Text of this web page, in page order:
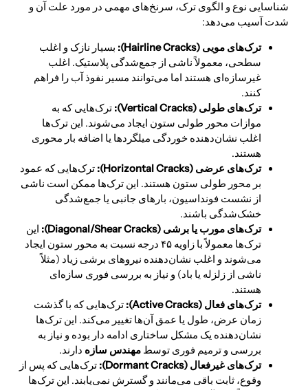
شناسایی نوع و الگوی ترک، سرنخ‌های مهمی در مورد علت آن و
شدت آسیب می‌دهد:
ترک‌های مویی (Hairline Cracks):
بسیار نازک و اغلب
سطحی، معمولاً ناشی از جمع‌شدگی پلاستیک. اغلب
غیرسازه‌ای هستند اما می‌توانند مسیر نفوذ آب را فراهم
کنند.
ترک‌های طولی (Vertical Cracks):
ترک‌هایی که به
موازات محور طولی ستون ایجاد می‌شوند. این ترک‌ها
اغلب نشان‌دهنده خوردگی میلگردها یا اضافه بار محوری
هستند.
ترک‌های عرضی (Horizontal Cracks):
ترک‌هایی که عمود
بر محور طولی ستون هستند. این ترک‌ها ممکن است ناشی
از نشست فونداسیون، بارهای جانبی یا جمع‌شدگی
خشک‌شدگی باشند.
ترک‌های مورب یا برشی (Diagonal/Shear Cracks):
این
ترک‌ها معمولاً با زاویه ۴۵ درجه نسبت به محور ستون ایجاد
می‌شوند و اغلب نشان‌دهنده نیروهای برشی زیاد (مثلاً
ناشی از زلزله یا باد) و نیاز به بررسی فوری سازه‌ای
هستند.
ترک‌های فعال (Active Cracks):
ترک‌هایی که با گذشت
زمان عرض، طول یا عمق آن‌ها تغییر می‌کند. این ترک‌ها
نشان‌دهنده یک مشکل ساختاری ادامه دار بوده و نیاز به
بررسی و ترمیم فوری توسط مهندس سازه دارند.
ترک‌های غیرفعال (Dormant Cracks):
ترک‌هایی که پس از
وقوع، ثابت باقی می‌مانند و گسترش نمی‌یابند. این ترک‌ها